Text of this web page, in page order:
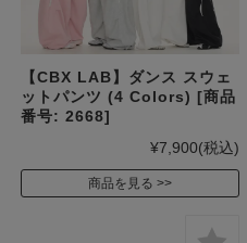
【CBX LAB】ダンス スウェ
ットパンツ (4 Colors) [商品
番号: 2668]
¥7,900(税込)
商品を見る